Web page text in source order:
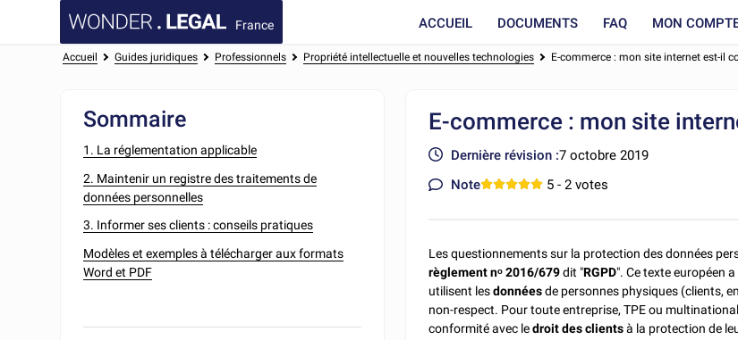
France ACCUEIL DOCUMENTS FAQ MON
Accueil Guides juridiques Professionnels Propriété intellectuelle et nouvelles technologies E-commerce : mon site internet est-il
Sommaire
1. La réglementation applicable
2. Maintenir un registre des traitements de
données personnelles
3. Informer ses clients : conseils pratiques
Modèles et exemples à télécharger aux formats
Word et PDF
E-commerce : mon site
Dernière révision :7 octobre 2019
Note
5 - 2 votes
Les questionnements sur la protection des données
règlement nᵒ 2016/679dit "RGPD". Ce texte européen
utilisent lesdonnéesde personnes physiques (clients,
non-respect. Pour toute entreprise, TPE ou
conformité avec ledroit des clientsà la protection de